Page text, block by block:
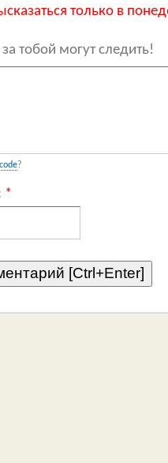
только в
за тобой могут следить!
?
*